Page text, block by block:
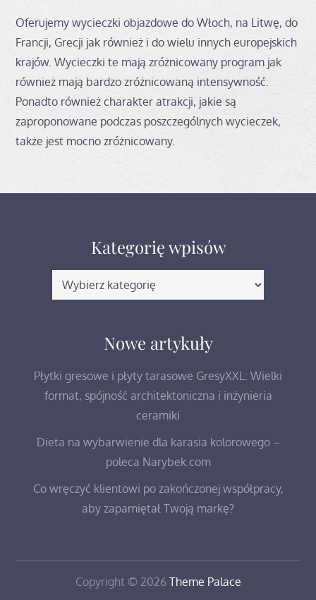
Oferujemy wycieczki objazdowe do Włoch, na Litwę, do
Francji, Grecji jak również i do wielu innych europejskich
krajów. Wycieczki te mają zróżnicowany program jak
również mają bardzo zróżnicowaną intensywność.
Ponadto również charakter atrakcji, jakie są
zaproponowane podczas poszczególnych wycieczek,
także jest mocno zróżnicowany.
Kategorię wpisów
Kategorię
wpisów
Nowe artykuły
Płytki gresowe i płyty tarasowe GresyXXL: Wielki
format, spójność architektoniczna i inżynieria
ceramiki
Dieta na wybarwienie dla karasia kolorowego –
poleca Narybek.com
Co wręczyć klientowi po zakończonej współpracy,
aby zapamiętał Twoją markę?
Copyright © 2026 Theme Palace